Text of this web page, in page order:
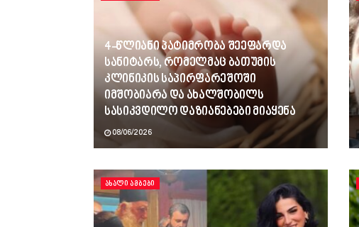
4-წლიანი პატიმრობა შეეფარდა
სანიტარს, რომელმაც ბათუმის
კლინიკის საპირფარეშოში
იმშობიარა და ახალშობილს
სასიკვდილო დაზიანებები მიაყენა
08/06/2026
ᲐᲮᲐᲚᲘ ᲐᲛᲑᲔᲑᲘ